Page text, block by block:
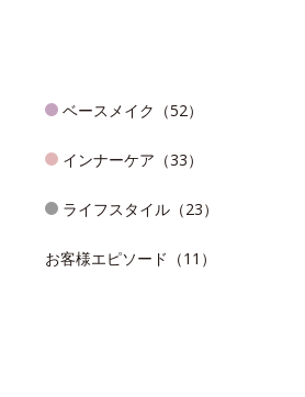
ベースメイク（52）
インナーケア（33）
ライフスタイル（23）
お客様エピソード（11）